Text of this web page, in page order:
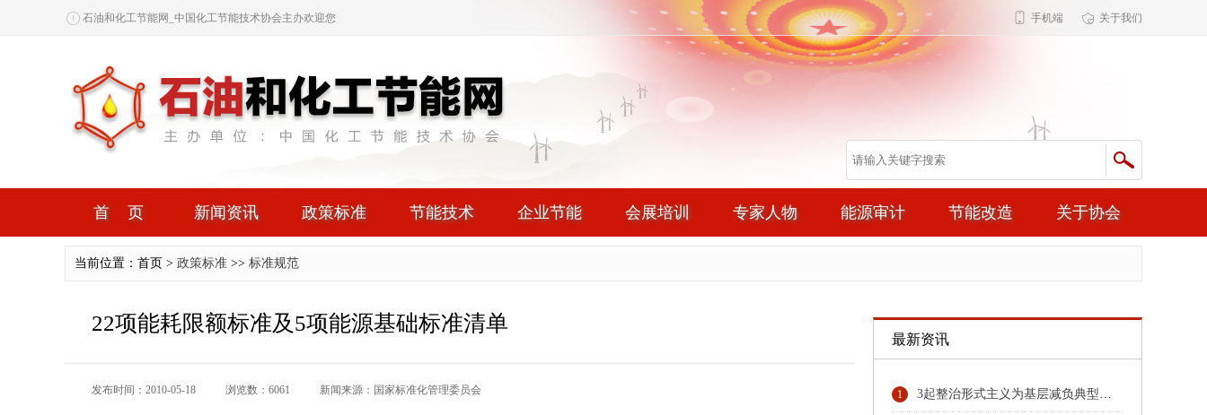
石油和化工节能网_中国化工节能技术协会主办欢迎您 手机端 关于我们
首页 新闻资讯 政策标准 节能技术 企业节能 会展培训 专家人物 能源审计 节能改造 关于协会
当前位置：首页 > 政策标准 >> 标准规范
22项能耗限额标准及5项能源基础标准清单
发布时间：2010-05-18 浏览数：6061 新闻来源：国家标准化管理委员会
最新资讯
1 3起整治形式主义为基层减负典型问题，公开通报！